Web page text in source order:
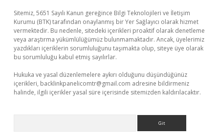
Sitemiz, 5651 Sayılı Kanun gereğince Bilgi Teknolojileri ve İletişim
Kurumu (BTK) tarafından onaylanmış bir Yer Sağlayıcı olarak hizmet
vermektedir. Bu nedenle, sitedeki içerikleri proaktif olarak denetleme
veya araştırma yükümlülüğümüz bulunmamaktadır. Ancak, üyelerimiz
yazdıkları içeriklerin sorumluluğunu taşımakta olup, siteye üye olarak
bu sorumluluğu kabul etmiş sayılırlar.
Hukuka ve yasal düzenlemelere aykırı olduğunu düşündüğünüz
içerikleri, backlinkpanelicomtr@gmail.com adresine bildirmeniz
halinde, ilgili içerikler yasal süre içerisinde sitemizden kaldırılacaktır.